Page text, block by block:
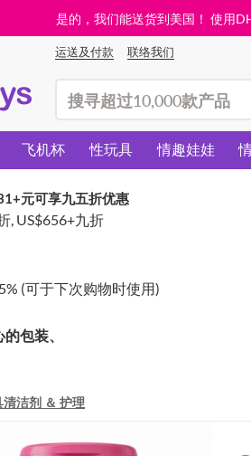
是的，我们能送货到美国！ 使用
运送及付款 联络我们
飞机杯 性玩具 情趣娃娃
+元可享九五折优惠
, US$656+九折
(可于下次购物时使用)
包装、
清洁剂 ＆ 护理